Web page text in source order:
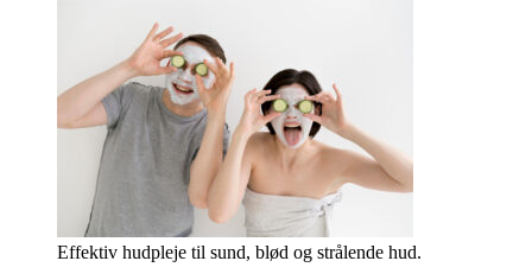
Effektiv hudpleje til sund, blød og strålende hud.